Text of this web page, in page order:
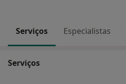
Serviços Especialistas
Serviços